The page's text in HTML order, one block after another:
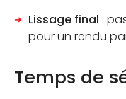
Lissage final :
pour un rendu
Temps de